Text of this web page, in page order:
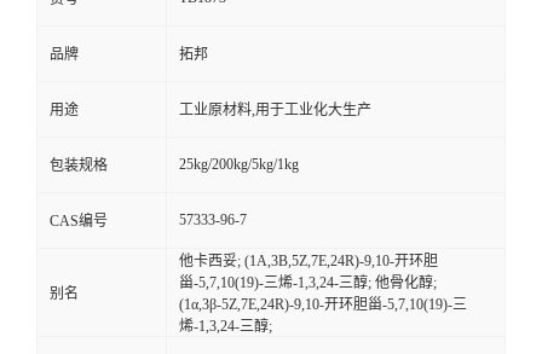
品牌 拓邦
用途 工业原材料,用于工业化大生产
包装规格 25kg/200kg/5kg/1kg
CAS编号 57333-96-7
别名
他卡西妥; (1A,3B,5Z,7E,24R)-9,10-开环胆
甾-5,7,10(19)-三烯-1,3,24-三醇; 他骨化醇;
(1α,3β-5Z,7E,24R)-9,10-开环胆甾-5,7,10(19)-三
烯-1,3,24-三醇;